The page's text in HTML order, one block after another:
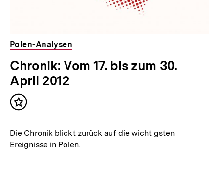
Polen-Analysen
Chronik: Vom 17. bis zum 30.
April 2012
Inhalt
Die Chronik blickt zurück auf die wichtigsten
Ereignisse in Polen.